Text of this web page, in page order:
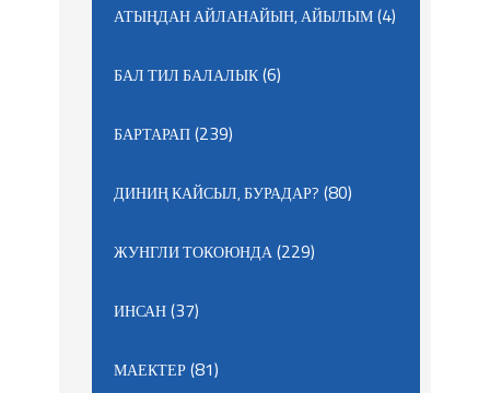
АТЫҢДАН АЙЛАНАЙЫН, АЙЫЛЫМ(4)
БАЛ ТИЛ БАЛАЛЫК(6)
БАРТАРАП(239)
ДИНИҢ КАЙСЫЛ, БУРАДАР? (80)
ЖУНГЛИ ТОКОЮНДА(229)
ИНСАН(37)
МАЕКТЕР(81)